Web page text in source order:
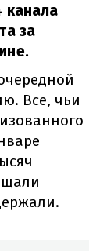
канала
за
Все, чьи